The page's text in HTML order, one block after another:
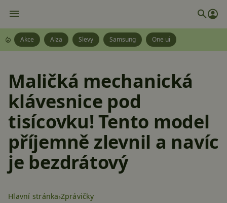
Akce Alza Slevy Samsung One ui
Maličká mechanická
klávesnice pod
tisícovku! Tento model
příjemně zlevnil a navíc
je bezdrátový
Hlavní stránka Zprávičky